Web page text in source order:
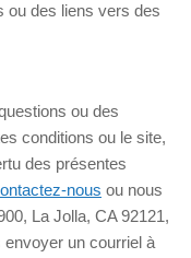
ou des liens vers des
ou des
conditions ou le site,
des présentes
nous ou nous
La Jolla, CA 92121,
envoyer un courriel à